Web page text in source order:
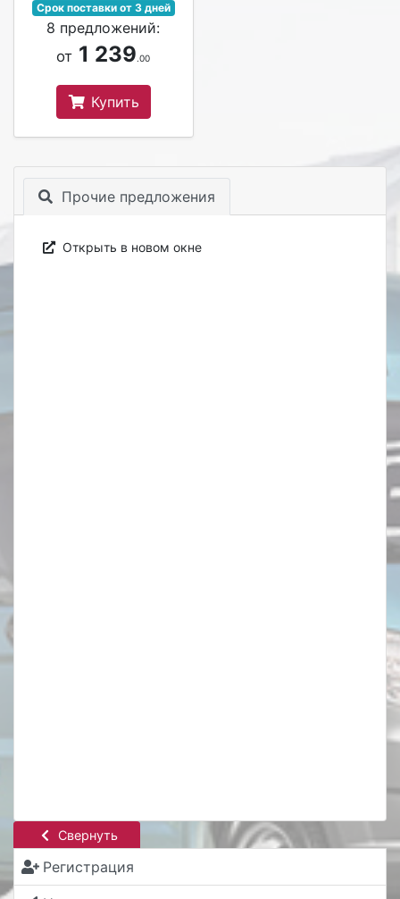
Свернуть
Регистрация
Срок поставки от 3 дней
8 предложений:
от 1 239.00
Купить
Прочие предложения
Открыть в новом окне